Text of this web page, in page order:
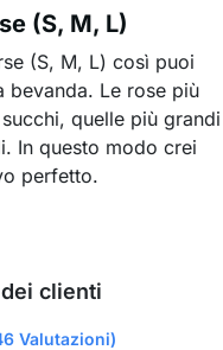
(S, M, L)
(S, M, L) così puoi
bevanda. Le rose più
quelle più grandi
In questo modo crei
perfetto.
clienti
Valutazioni)